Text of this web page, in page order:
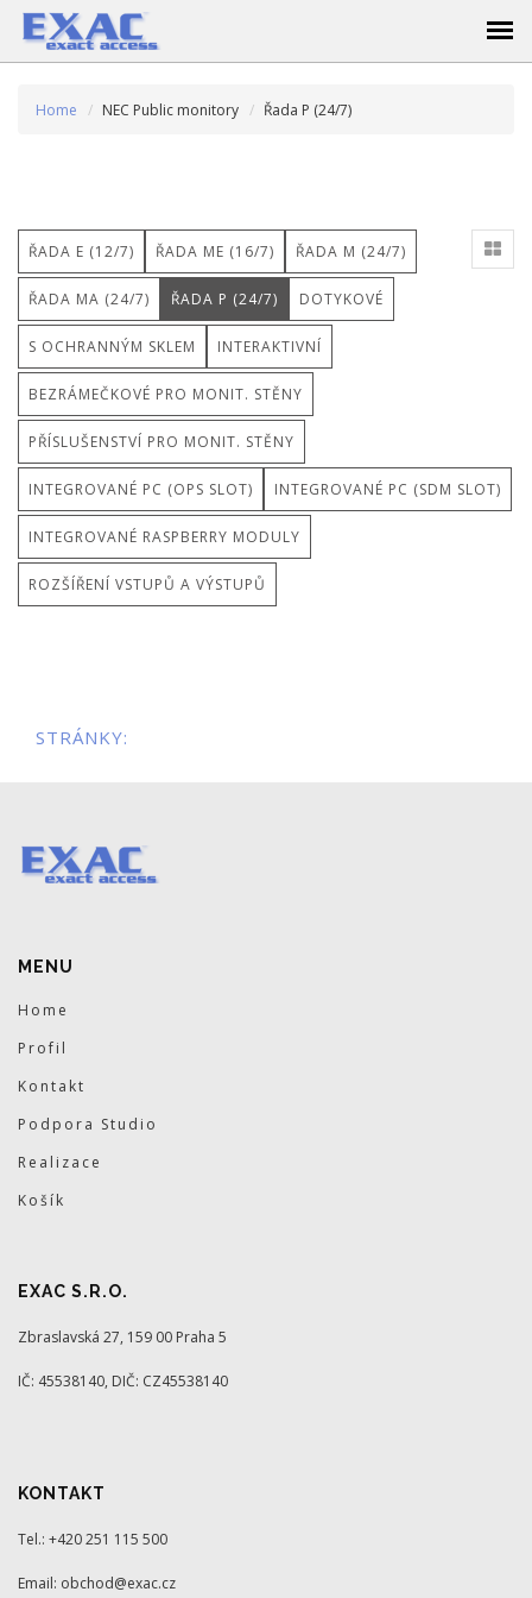
Home NEC Public monitory Řada P (24/7)
ŘADA E (12/7) ŘADA ME (16/7) ŘADA M (24/7)
ŘADA MA (24/7) ŘADA P (24/7) DOTYKOVÉ
S OCHRANNÝM SKLEM INTERAKTIVNÍ
BEZRÁMEČKOVÉ PRO MONIT. STĚNY
PŘÍSLUŠENSTVÍ PRO MONIT. STĚNY
INTEGROVANÉ PC (OPS SLOT) INTEGROVANÉ PC (SDM SLOT)
INTEGROVANÉ RASPBERRY MODULY
ROZŠÍŘENÍ VSTUPŮ A VÝSTUPŮ
STRÁNKY:
MENU
Home
Profil
Kontakt
Podpora Studio
Realizace
Košík
EXAC S.R.O.
Zbraslavská 27, 159 00 Praha 5
IČ: 45538140, DIČ: CZ45538140
KONTAKT
Tel.: +420 251 115 500
Email: obchod@exac.cz